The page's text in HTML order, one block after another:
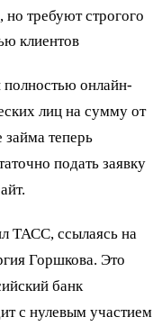
требуют строгого
клиентов
полностью онлайн-
лиц на сумму от
теперь
подать заявку
ТАСС, ссылаясь на
Горшкова. Это
банк
с нулевым участием